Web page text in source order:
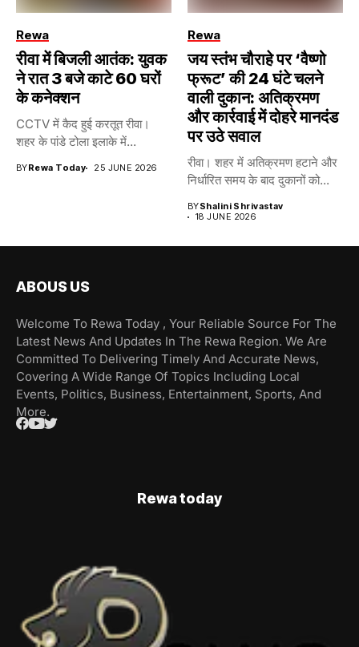
Rewa
रीवा में बिजली आतंक: युवक
ने रात 3 बजे काटे 60 घरों
के कनेक्शन
CCTV में कैद हुई करतूत रीवा।
शहर के पांडे टोला इलाके में...
BYRewa Today 25 JUNE 2026
Rewa
जय स्तंभ चौराहे पर ‘वैष्णो
फ्रूट’ की 24 घंटे चलने
वाली दुकान: अतिक्रमण
और कार्रवाई में दोहरे मानदंड
पर उठे सवाल
रीवा। शहर में अतिक्रमण हटाने और
निर्धारित समय के बाद दुकानों को...
BYShalini Shrivastav
18 JUNE 2026
ABOUS US
Welcome To Rewa Today , Your Reliable Source For The
Latest News And Updates In The Rewa Region. We Are
Committed To Delivering Timely And Accurate News,
Covering A Wide Range Of Topics Including Local
Events, Politics, Business, Entertainment, Sports, And
More.
Rewa today